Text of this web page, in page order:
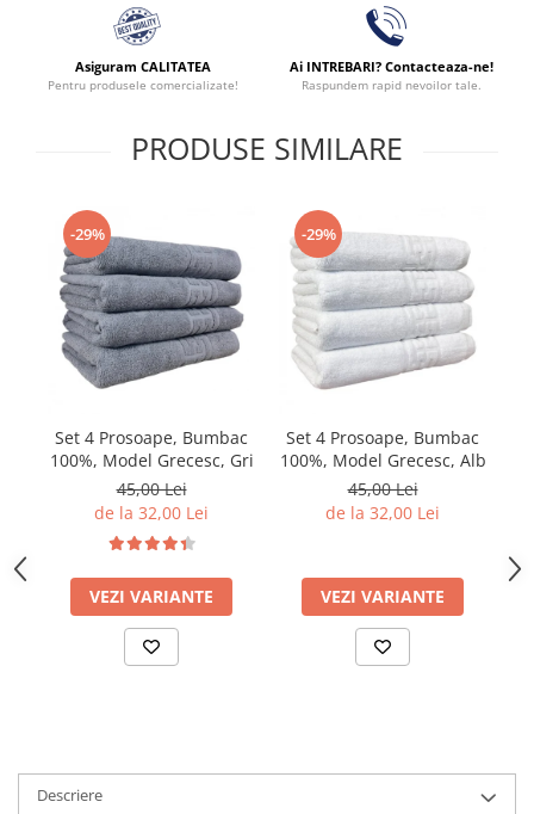
Asiguram CALITATEA
Pentru produsele comercializate!
Ai INTREBARI? Contacteaza-ne!
Raspundem rapid nevoilor tale.
PRODUSE SIMILARE
-29%
Set 4 Prosoape, Bumbac
100%, Model Grecesc, Gri
45,00 Lei
de la 32,00 Lei
VEZI VARIANTE
-29%
Set 4 Prosoape, Bumbac
100%, Model Grecesc, Alb
45,00 Lei
de la 32,00 Lei
VEZI VARIANTE
Descriere